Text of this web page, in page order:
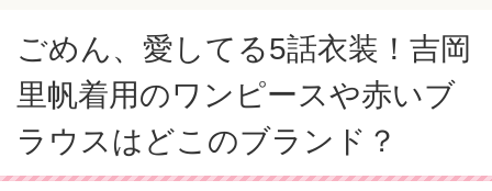
ごめん、愛してる5話衣装！吉岡
里帆着用のワンピースや赤いブ
ラウスはどこのブランド？